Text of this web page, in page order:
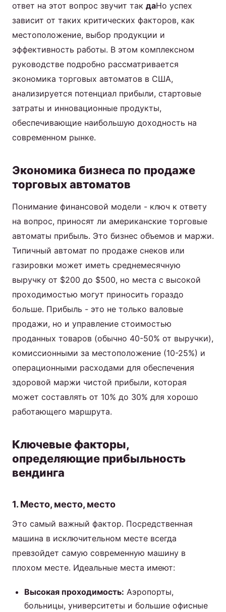
Arabic
ответ на этот вопрос звучит так даНо успех
зависит от таких критических факторов, как
местоположение, выбор продукции и
эффективность работы. В этом комплексном
руководстве подробно рассматривается
экономика торговых автоматов в США,
анализируется потенциал прибыли, стартовые
затраты и инновационные продукты,
обеспечивающие наибольшую доходность на
современном рынке.
Экономика бизнеса по продаже
торговых автоматов
Понимание финансовой модели - ключ к ответу
на вопрос, приносят ли американские торговые
автоматы прибыль. Это бизнес объемов и маржи.
Типичный автомат по продаже снеков или
газировки может иметь среднемесячную
выручку от $200 до $500, но места с высокой
проходимостью могут приносить гораздо
больше. Прибыль - это не только валовые
продажи, но и управление стоимостью
проданных товаров (обычно 40-50% от выручки),
комиссионными за местоположение (10-25%) и
операционными расходами для обеспечения
здоровой маржи чистой прибыли, которая
может составлять от 10% до 30% для хорошо
работающего маршрута.
Ключевые факторы,
определяющие прибыльность
вендинга
1. Место, место, место
Это самый важный фактор. Посредственная
машина в исключительном месте всегда
превзойдет самую современную машину в
плохом месте. Идеальные места имеют:
Высокая проходимость: Аэропорты,
больницы, университеты и большие офисные